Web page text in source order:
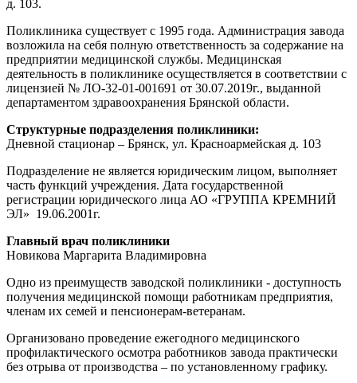
д. 103.
Поликлиника существует с 1995 года. Администрация завода
возложила на себя полную ответственность за содержание на
предприятии медицинской службы. Медицинская
деятельность в поликлинике осуществляется в соответствии с
лицензией № ЛО-32-01-001691 от 30.07.2019г., выданной
департаментом здравоохранения Брянской области.
Структурные подразделения поликлиники:
Дневной стационар – Брянск, ул. Красноармейская д. 103
Подразделение не является юридическим лицом, выполняет
часть функций учреждения. Дата государственной
регистрации юридического лица АО «ГРУППА КРЕМНИЙ
ЭЛ» 19.06.2001г.
Главный врач поликлиники
Новикова Маргарита Владимировна
Одно из преимуществ заводской поликлиники - доступность
получения медицинской помощи работникам предприятия,
членам их семей и пенсионерам-ветеранам.
Организовано проведение ежегодного медицинского
профилактического осмотра работников завода практически
без отрыва от производства – по установленному графику.